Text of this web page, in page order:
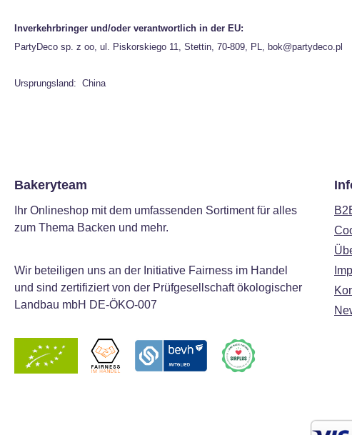
Inverkehrbringer und/oder verantwortlich in der EU:
PartyDeco sp. z oo, ul. Piskorskiego 11, Stettin, 70-809, PL, bok@partydeco.pl
Ursprungsland: China
Bakeryteam
Ihr Onlineshop mit dem umfassenden Sortiment für alles
zum Thema Backen und mehr.
Wir beteiligen uns an der Initiative Fairness im Handel
und sind zertifiziert von der Prüfgesellschaft ökologischer
Landbau mbH DE-ÖKO-007